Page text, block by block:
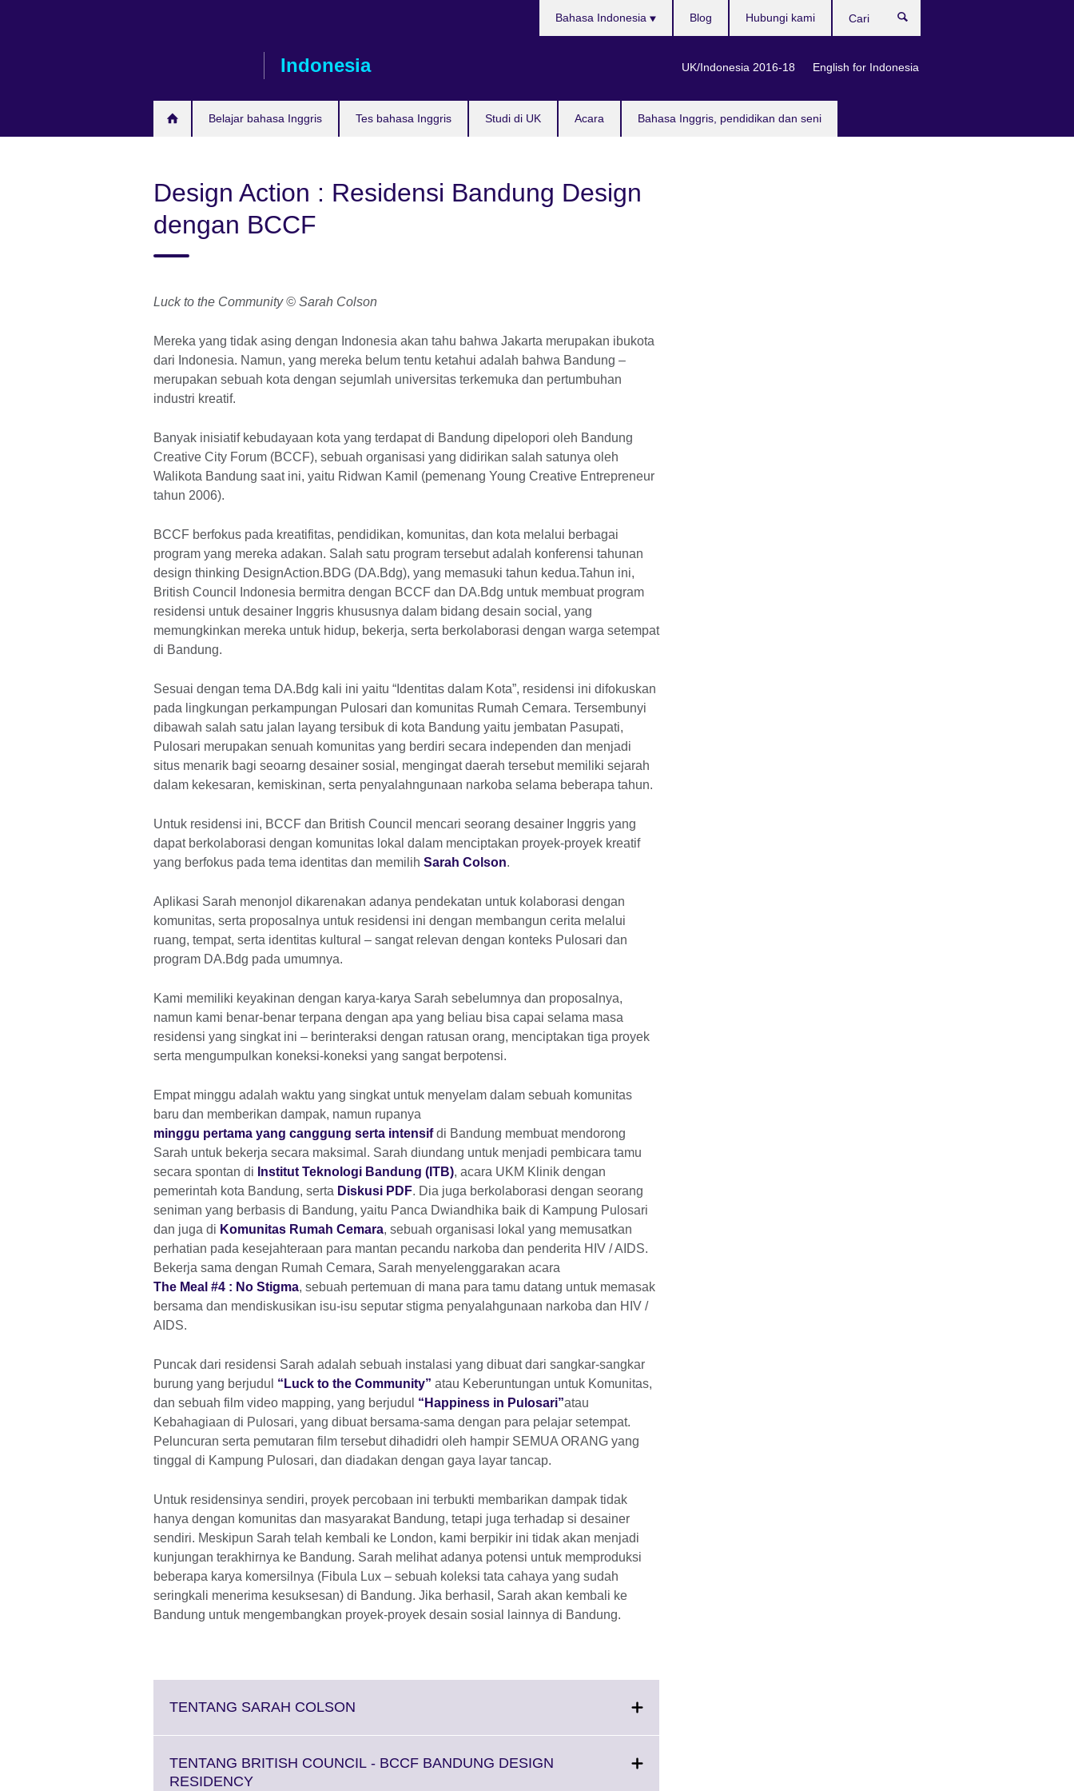
Indonesia
Belajar bahasa Inggris Tes bahasa Inggris Studi di UK Acara Bahasa Inggris, pendidikan dan seni
Bahasa Indonesia
UK/Indonesia 2016-18 English for Indonesia
Blog Hubungi kami
Design Action : Residensi Bandung Design
dengan BCCF
Luck to the Community © Sarah Colson
Mereka yang tidak asing dengan Indonesia akan tahu bahwa Jakarta merupakan ibukota
dari Indonesia. Namun, yang mereka belum tentu ketahui adalah bahwa Bandung –
merupakan sebuah kota dengan sejumlah universitas terkemuka dan pertumbuhan
industri kreatif.
Banyak inisiatif kebudayaan kota yang terdapat di Bandung dipelopori oleh Bandung
Creative City Forum (BCCF), sebuah organisasi yang didirikan salah satunya oleh
Walikota Bandung saat ini, yaitu Ridwan Kamil (pemenang Young Creative Entrepreneur
tahun 2006).
BCCF berfokus pada kreatifitas, pendidikan, komunitas, dan kota melalui berbagai
program yang mereka adakan. Salah satu program tersebut adalah konferensi tahunan
design thinking DesignAction.BDG (DA.Bdg), yang memasuki tahun kedua.Tahun ini,
British Council Indonesia bermitra dengan BCCF dan DA.Bdg untuk membuat program
residensi untuk desainer Inggris khususnya dalam bidang desain social, yang
memungkinkan mereka untuk hidup, bekerja, serta berkolaborasi dengan warga setempat
di Bandung.
Sesuai dengan tema DA.Bdg kali ini yaitu “Identitas dalam Kota”, residensi ini difokuskan
pada lingkungan perkampungan Pulosari dan komunitas Rumah Cemara. Tersembunyi
dibawah salah satu jalan layang tersibuk di kota Bandung yaitu jembatan Pasupati,
Pulosari merupakan senuah komunitas yang berdiri secara independen dan menjadi
situs menarik bagi seoarng desainer sosial, mengingat daerah tersebut memiliki sejarah
dalam kekesaran, kemiskinan, serta penyalahngunaan narkoba selama beberapa tahun.
Untuk residensi ini, BCCF dan British Council mencari seorang desainer Inggris yang
dapat berkolaborasi dengan komunitas lokal dalam menciptakan proyek-proyek kreatif
yang berfokus pada tema identitas dan memilih Sarah Colson.
Aplikasi Sarah menonjol dikarenakan adanya pendekatan untuk kolaborasi dengan
komunitas, serta proposalnya untuk residensi ini dengan membangun cerita melalui
ruang, tempat, serta identitas kultural – sangat relevan dengan konteks Pulosari dan
program DA.Bdg pada umumnya.
Kami memiliki keyakinan dengan karya-karya Sarah sebelumnya dan proposalnya,
namun kami benar-benar terpana dengan apa yang beliau bisa capai selama masa
residensi yang singkat ini – berinteraksi dengan ratusan orang, menciptakan tiga proyek
serta mengumpulkan koneksi-koneksi yang sangat berpotensi.
Empat minggu adalah waktu yang singkat untuk menyelam dalam sebuah komunitas
baru dan memberikan dampak, namun rupanya
minggu pertama yang canggung serta intensifdi Bandung membuat mendorong
Sarah untuk bekerja secara maksimal. Sarah diundang untuk menjadi pembicara tamu
secara spontan di Institut Teknologi Bandung (ITB), acara UKM Klinik dengan
pemerintah kota Bandung, serta Diskusi PDF. Dia juga berkolaborasi dengan seorang
seniman yang berbasis di Bandung, yaitu Panca Dwiandhika baik di Kampung Pulosari
dan juga di Komunitas Rumah Cemara, sebuah organisasi lokal yang memusatkan
perhatian pada kesejahteraan para mantan pecandu narkoba dan penderita HIV / AIDS.
Bekerja sama dengan Rumah Cemara, Sarah menyelenggarakan acara
The Meal #4 : No Stigma, sebuah pertemuan di mana para tamu datang untuk memasak
bersama dan mendiskusikan isu-isu seputar stigma penyalahgunaan narkoba dan HIV /
AIDS.
Puncak dari residensi Sarah adalah sebuah instalasi yang dibuat dari sangkar-sangkar
burung yang berjudul “Luck to the Community” atau Keberuntungan untuk Komunitas,
dan sebuah film video mapping, yang berjudul “Happiness in Pulosari”atau
Kebahagiaan di Pulosari, yang dibuat bersama-sama dengan para pelajar setempat.
Peluncuran serta pemutaran film tersebut dihadidri oleh hampir SEMUA ORANG yang
tinggal di Kampung Pulosari, dan diadakan dengan gaya layar tancap.
Untuk residensinya sendiri, proyek percobaan ini terbukti membarikan dampak tidak
hanya dengan komunitas dan masyarakat Bandung, tetapi juga terhadap si desainer
sendiri. Meskipun Sarah telah kembali ke London, kami berpikir ini tidak akan menjadi
kunjungan terakhirnya ke Bandung. Sarah melihat adanya potensi untuk memproduksi
beberapa karya komersilnya (Fibula Lux – sebuah koleksi tata cahaya yang sudah
seringkali menerima kesuksesan) di Bandung. Jika berhasil, Sarah akan kembali ke
Bandung untuk mengembangkan proyek-proyek desain sosial lainnya di Bandung.
TENTANG SARAH COLSON
More
TENTANG BRITISH COUNCIL - BCCF BANDUNG DESIGN
RESIDENCYClick